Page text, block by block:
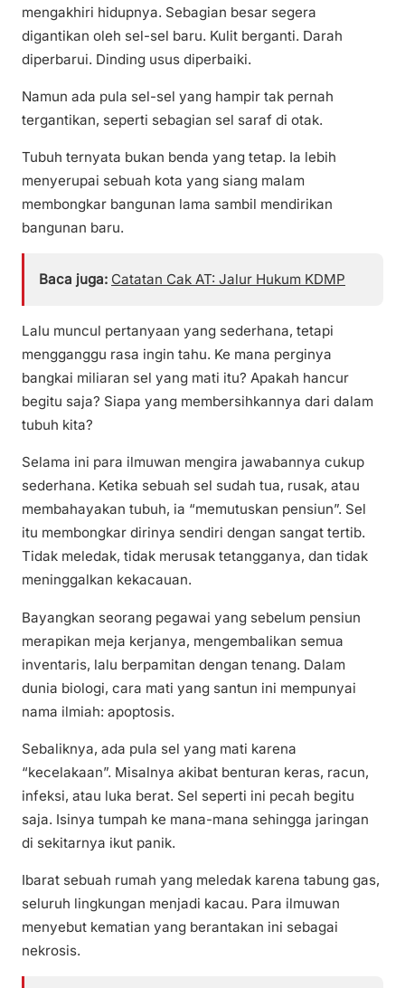
mengakhiri hidupnya. Sebagian besar segera
digantikan oleh sel-sel baru. Kulit berganti. Darah
diperbarui. Dinding usus diperbaiki.
Namun ada pula sel-sel yang hampir tak pernah
tergantikan, seperti sebagian sel saraf di otak.
Tubuh ternyata bukan benda yang tetap. Ia lebih
menyerupai sebuah kota yang siang malam
membongkar bangunan lama sambil mendirikan
bangunan baru.
Baca juga: Catatan Cak AT: Jalur Hukum KDMP
Lalu muncul pertanyaan yang sederhana, tetapi
mengganggu rasa ingin tahu. Ke mana perginya
bangkai miliaran sel yang mati itu? Apakah hancur
begitu saja? Siapa yang membersihkannya dari dalam
tubuh kita?
Selama ini para ilmuwan mengira jawabannya cukup
sederhana. Ketika sebuah sel sudah tua, rusak, atau
membahayakan tubuh, ia “memutuskan pensiun”. Sel
itu membongkar dirinya sendiri dengan sangat tertib.
Tidak meledak, tidak merusak tetangganya, dan tidak
meninggalkan kekacauan.
Bayangkan seorang pegawai yang sebelum pensiun
merapikan meja kerjanya, mengembalikan semua
inventaris, lalu berpamitan dengan tenang. Dalam
dunia biologi, cara mati yang santun ini mempunyai
nama ilmiah: apoptosis.
Sebaliknya, ada pula sel yang mati karena
“kecelakaan”. Misalnya akibat benturan keras, racun,
infeksi, atau luka berat. Sel seperti ini pecah begitu
saja. Isinya tumpah ke mana-mana sehingga jaringan
di sekitarnya ikut panik.
Ibarat sebuah rumah yang meledak karena tabung gas,
seluruh lingkungan menjadi kacau. Para ilmuwan
menyebut kematian yang berantakan ini sebagai
nekrosis.